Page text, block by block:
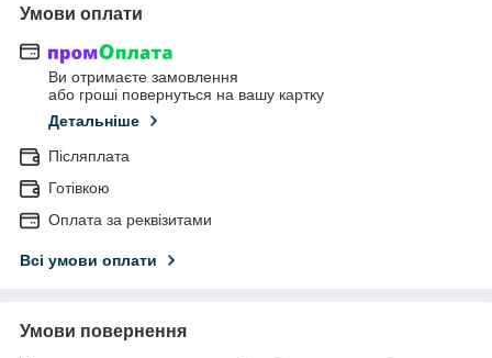
Умови оплати
Ви отримаєте замовлення
або гроші повернуться на вашу картку
Детальніше
Післяплата
Готівкою
Оплата за реквізитами
Всі умови оплати
Умови повернення